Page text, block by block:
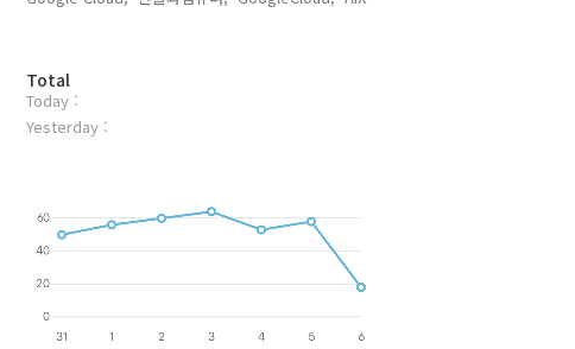
방
문
자
Total
Today :
Yesterday :